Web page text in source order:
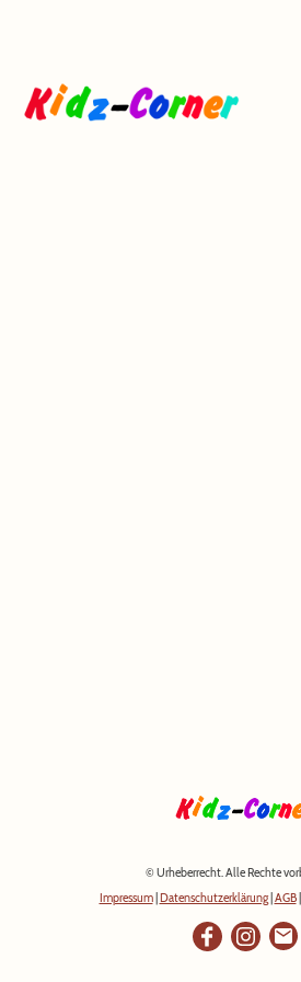
© Urheberrecht. Alle Rechte
Impressum| Datenschutzerklärung| AGB|